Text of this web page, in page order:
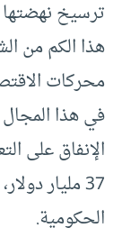
ترسيخ نهضتها
هذا الكم من
محركات
في هذا
37 مليار
الحكومية.